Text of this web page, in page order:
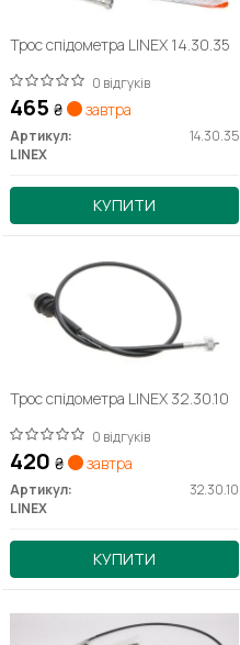
Трос спідометра LINEX 14.30.35
0 відгуків
465 ₴ завтра
Артикул:
14.30.35
LINEX
КУПИТИ
Трос спідометра LINEX 32.30.10
0 відгуків
420 ₴ завтра
Артикул:
32.30.10
LINEX
КУПИТИ